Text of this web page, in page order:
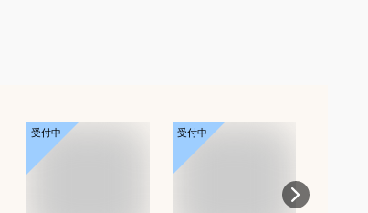
受付中 受付中